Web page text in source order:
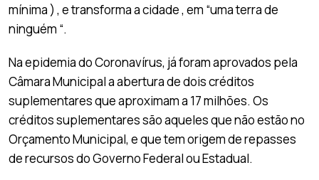
mínima ) , e transforma a cidade , em “uma terra de
ninguém “.
Na epidemia do Coronavírus, já foram aprovados pela
Câmara Municipal a abertura de dois créditos
suplementares que aproximam a 17 milhões. Os
créditos suplementares são aqueles que não estão no
Orçamento Municipal, e que tem origem de repasses
de recursos do Governo Federal ou Estadual.